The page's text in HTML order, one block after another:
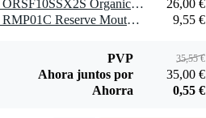
1 x D'Addario Woodwinds ORSF10SSX2S Organic Select Cañas Jazz para saxofón soprano, 2 Soft, paquete de 10
26,00 €
1 x D'Addario Woodwinds RMP01C Reserve Mouthpiece Patches Clear (Pack of 5)
9,55 €
PVP 35,55 €
Ahora juntos por
35,00 €
Ahorra
0,55 €